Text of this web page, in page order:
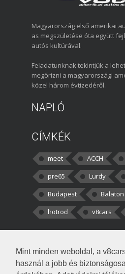
Mint minden weboldal, a
használ a jobb és
Magyarország első amerikai
as megszületése óta együtt
autós kultúrával.
Feladatunknak tekintjük a
megőrizni a magyarországi
közel három évtizedéről.
NAPLÓ
CÍMKÉK
meet ACCH
pre65
Lurdy
Budapest
Balaton
hotrod
v8cars
kortisz:Elszúrtam!
darabbaal számoltam. Nem